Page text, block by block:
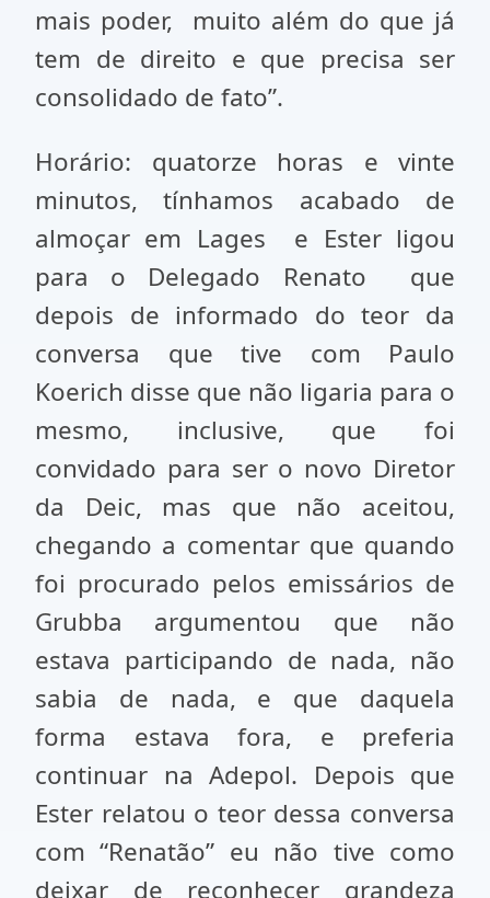
mais poder, muito além do que já
tem de direito e que precisa ser
consolidado de fato”.
Horário: quatorze horas e vinte
minutos, tínhamos acabado de
almoçar em Lages e Ester ligou
para o Delegado Renato que
depois de informado do teor da
conversa que tive com Paulo
Koerich disse que não ligaria para o
mesmo, inclusive, que foi
convidado para ser o novo Diretor
da Deic, mas que não aceitou,
chegando a comentar que quando
foi procurado pelos emissários de
Grubba argumentou que não
estava participando de nada, não
sabia de nada, e que daquela
forma estava fora, e preferia
continuar na Adepol. Depois que
Ester relatou o teor dessa conversa
com “Renatão” eu não tive como
deixar de reconhecer grandeza